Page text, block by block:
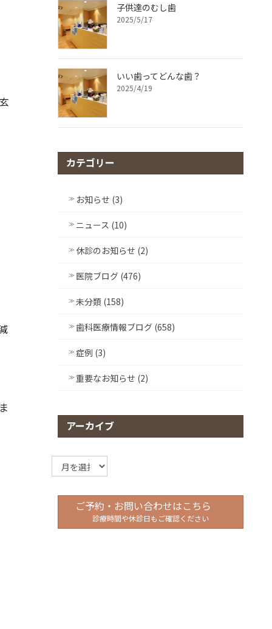
子供達のむし歯
2025/5/17
いい歯ってどんな歯？
2025/4/19
カテゴリー
お知らせ (3)
ニュース (10)
休診のお知らせ (2)
医院ブログ (476)
未分類 (158)
歯科医療情報ブログ (658)
症例 (3)
重要なお知らせ (2)
アーカイブ
ア
ー
イ
ご予約・お問い合わせはこちら
診療時間や休診日もご確認ください